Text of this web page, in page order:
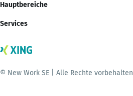
Hauptbereiche
Services
© New Work SE | Alle Rechte vorbehalten